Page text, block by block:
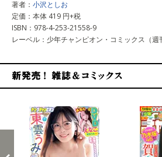
著者： 小沢としお
定価：本体 419 円+税
ISBN：978-4-253-21558-9
レーベル：少年チャンピオン・コミックス（週